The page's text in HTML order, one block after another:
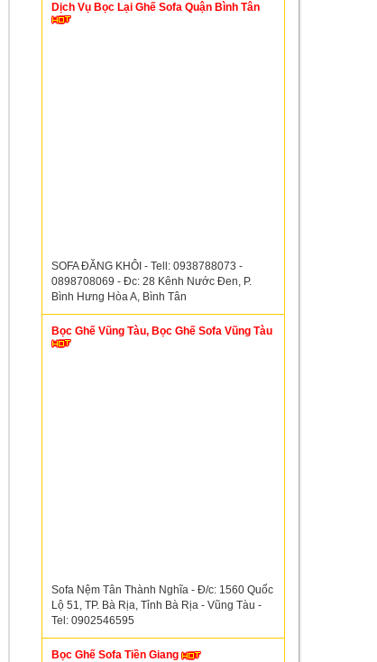
Dịch Vụ Bọc Lại Ghế Sofa Quận Bình Tân
SOFA ĐĂNG KHÔI - Tell: 0938788073 -
0898708069 - Đc: 28 Kênh Nước Đen, P.
Bình Hưng Hòa A, Bình Tân
Bọc Ghế Vũng Tàu, Bọc Ghế Sofa Vũng Tàu
Sofa Nệm Tân Thành Nghĩa - Đ/c: 1560 Quốc
Lộ 51, TP. Bà Rịa, Tỉnh Bà Rịa - Vũng Tàu -
Tel: 0902546595
Bọc Ghế Sofa Tiền Giang